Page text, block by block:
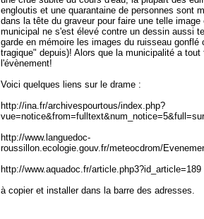
engloutis et une quarantaine de personnes sont
dans la tête du graveur pour faire une telle
municipal ne s'est élevé contre un dessin aussi
garde en mémoire les images du ruisseau
tragique" depuis)! Alors que la municipalité a
l'évènement!
Voici quelques liens sur le drame :
http://ina.fr/archivespourtous/index.php?
http://www.languedoc-
roussillon.ecologie.gouv.fr/meteocdrom/
http://www.aquadoc.fr/article.php3?id_article=189
à copier et installer dans la barre des adresses.